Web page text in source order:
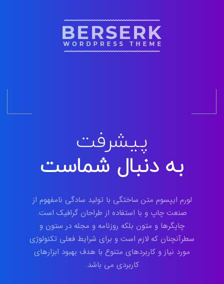
پیشرفت
به دنبال شماست
لورم ایپسوم متن ساختگی با تولید سادگی نامفهوم از
صنعت چاپ و با استفاده از طراحان گرافیک است.
چاپگرها و متون بلکه روزنامه و مجله در ستون و
سطرآنچنان که لازم است و برای شرایط فعلی تکنولوژی
مورد نیاز و کاربردهای متنوع با هدف بهبود ابزارهای
کاربردی می باشد.